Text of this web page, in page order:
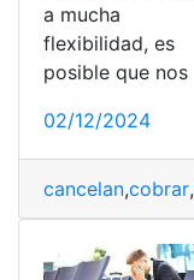
a mucha
flexibilidad, es
posible que nos
02/12/2024
cancelan,cobrar,